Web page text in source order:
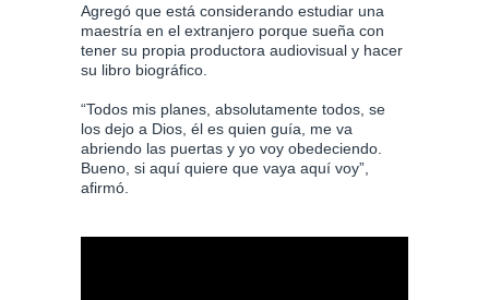
Agregó que está considerando estudiar una
maestría en el extranjero porque sueña con
tener su propia productora audiovisual y hacer
su libro biográfico.
“Todos mis planes, absolutamente todos, se
los dejo a Dios, él es quien guía, me va
abriendo las puertas y yo voy obedeciendo.
Bueno, si aquí quiere que vaya aquí voy”,
afirmó.